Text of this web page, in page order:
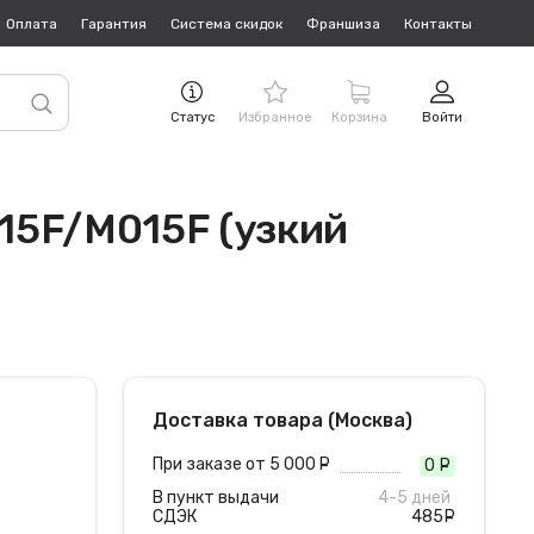
Оплата Гарантия Система скидок Франшиза Контакты
Статус Избранное Корзина Войти
M015F (узкий
Доставка товара (Москва)
При заказе от 5 000 0
В пункт выдачи
СДЭК
4-5 дней
485